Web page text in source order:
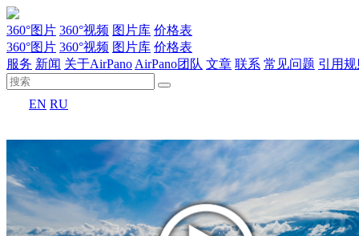
360°图片 360°视频 图片库 价格表
360°图片 360°视频 图片库 价格表
服务 新闻 关于AirPano AirPano团队 文章 联系 常见问题 引用
EN RU